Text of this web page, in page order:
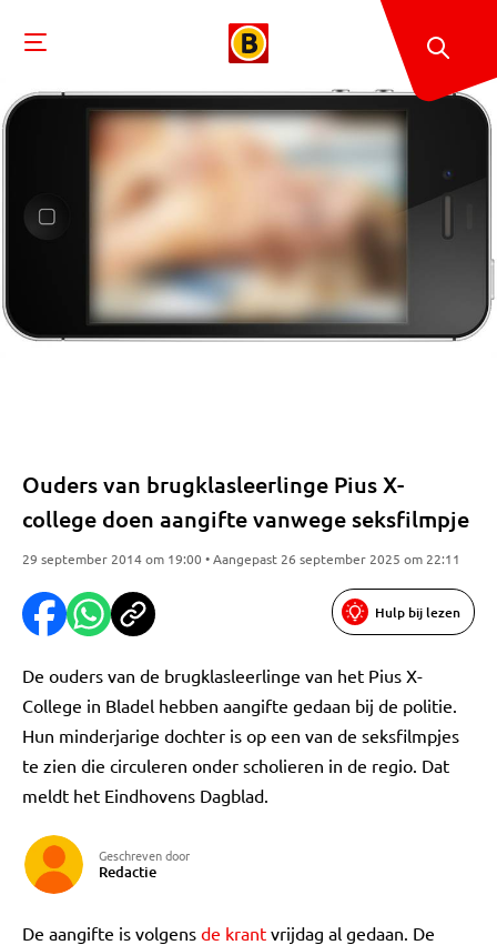
Ouders van brugklasleerlinge Pius X-
college doen aangifte vanwege seksfilmpje
29 september 2014 om 19:00 • Aangepast 26 september 2025 om 22:11
Hulp bij lezen
De ouders van de brugklasleerlinge van het Pius X-
College in Bladel hebben aangifte gedaan bij de politie.
Hun minderjarige dochter is op een van de seksfilmpjes
te zien die circuleren onder scholieren in de regio. Dat
meldt het Eindhovens Dagblad.
Geschreven door
Redactie
De aangifte is volgens de krant vrijdag al gedaan. De